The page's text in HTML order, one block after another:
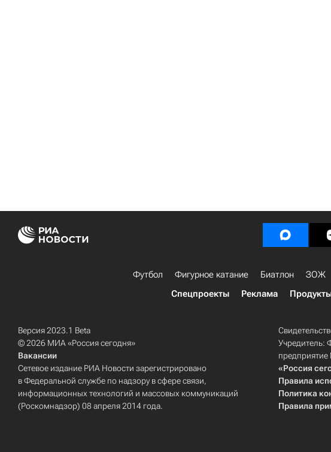
Футбол Фигурное катание Биатлон ЗОЖ
Спецпроекты
Реклама
Версия 2023.1 Beta
© 2026 МИА «Россия сегодня»
Вакансии
Сетевое издание РИА Новости зарегистрировано
в Федеральной службе по надзору в сфере связи,
информационных технологий и массовых коммуникаций
(Роскомнадзор) 08 апреля 2014 года.
Учредитель:
«Россия
Правила
Политика
Правила